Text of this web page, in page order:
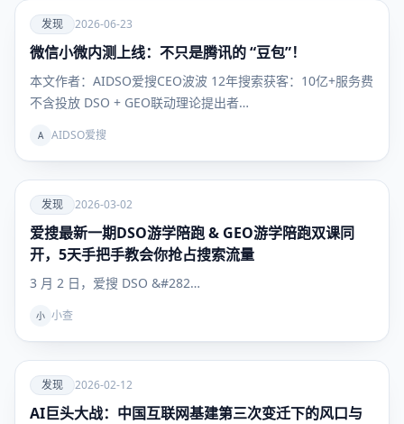
爱
发现
发现 2026-06-23
微信小微内测上线：不只是腾讯的 “豆包”！
本文作者：AIDSO爱搜CEO波波 12年搜索获客：10亿+服务费
不含投放 DSO + GEO联动理论提出者…
A AIDSO爱搜
爱
发现
发现 2026-03-02
爱搜最新一期DSO游学陪跑 & GEO游学陪跑双课同
开，5天手把手教会你抢占搜索流量
3 月 2 日，爱搜 DSO &#282…
小 小查
爱
发现
发现 2026-02-12
AI巨头大战：中国互联网基建第三次变迁下的风口与